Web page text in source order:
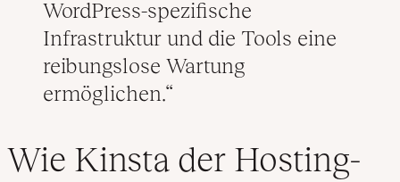
WordPress-spezifische
Infrastruktur und die Tools eine
reibungslose Wartung
ermöglichen.
Wie Kinsta der Hosting-